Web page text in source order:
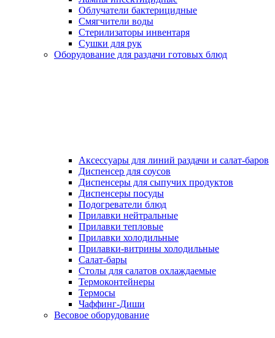
Облучатели бактерицидные
Смягчители воды
Стерилизаторы инвентаря
Сушки для рук
Оборудование для раздачи готовых блюд
Аксессуары для линий раздачи и салат-баров
Диспенсер для соусов
Диспенсеры для сыпучих продуктов
Диспенсеры посуды
Подогреватели блюд
Прилавки нейтральные
Прилавки тепловые
Прилавки холодильные
Прилавки-витрины холодильные
Салат-бары
Столы для салатов охлаждаемые
Термоконтейнеры
Термосы
Чаффинг-Диши
Весовое оборудование